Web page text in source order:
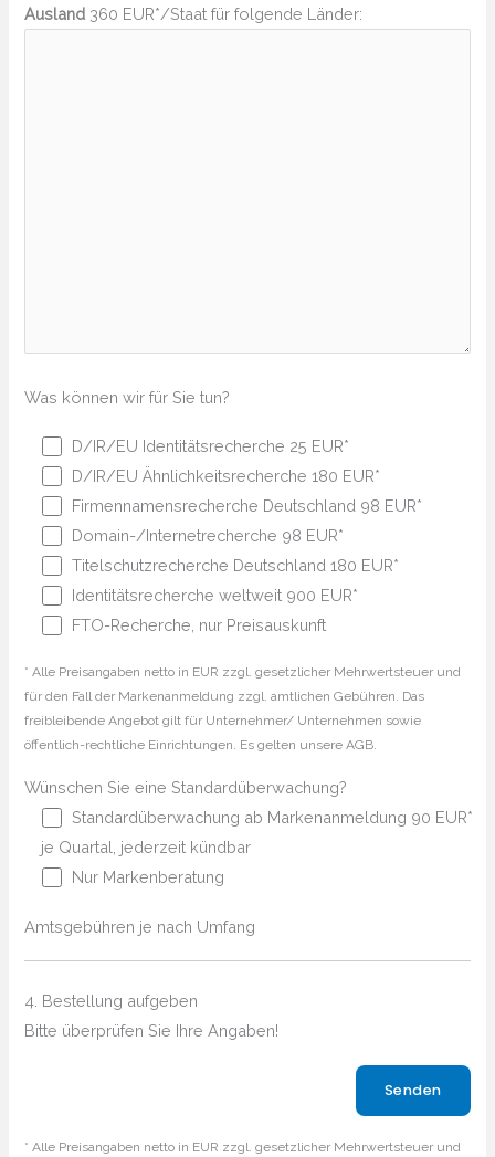
Ausland 360 EUR*/Staat für folgende Länder:
Was können wir für Sie tun?
D/IR/EU Identitätsrecherche 25 EUR*
D/IR/EU Ähnlichkeitsrecherche 180 EUR*
Firmennamensrecherche Deutschland 98 EUR*
Domain-/Internetrecherche 98 EUR*
Titelschutzrecherche Deutschland 180 EUR*
Identitätsrecherche weltweit 900 EUR*
FTO-Recherche, nur Preisauskunft
* Alle Preisangaben netto in EUR zzgl. gesetzlicher Mehrwertsteuer und
für den Fall der Markenanmeldung zzgl. amtlichen Gebühren. Das
freibleibende Angebot gilt für Unternehmer/ Unternehmen sowie
öffentlich-rechtliche Einrichtungen. Es gelten unsere AGB.
Wünschen Sie eine Standardüberwachung?
Standardüberwachung ab Markenanmeldung 90 EUR*
je Quartal, jederzeit kündbar
Nur Markenberatung
Amtsgebühren je nach Umfang
4. Bestellung aufgeben
Bitte überprüfen Sie Ihre Angaben!
* Alle Preisangaben netto in EUR zzgl. gesetzlicher Mehrwertsteuer und